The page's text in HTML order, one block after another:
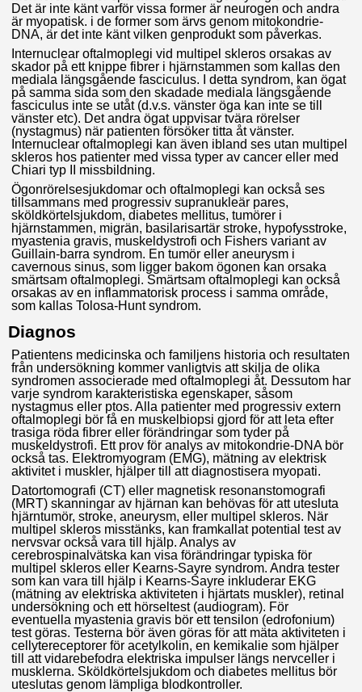
Det är inte känt varför vissa former är neurogen och andra
är myopatisk. i de former som ärvs genom mitokondrie-
DNA, är det inte känt vilken genprodukt som påverkas.
Internuclear oftalmoplegi vid multipel skleros orsakas av
skador på ett knippe fibrer i hjärnstammen som kallas den
mediala längsgående fasciculus. I detta syndrom, kan ögat
på samma sida som den skadade mediala längsgående
fasciculus inte se utåt (d.v.s. vänster öga kan inte se till
vänster etc). Det andra ögat uppvisar tvära rörelser
(nystagmus) när patienten försöker titta åt vänster.
Internuclear oftalmoplegi kan även ibland ses utan multipel
skleros hos patienter med vissa typer av cancer eller med
Chiari typ II missbildning.
Ögonrörelsesjukdomar och oftalmoplegi kan också ses
tillsammans med progressiv supranukleär pares,
sköldkörtelsjukdom, diabetes mellitus, tumörer i
hjärnstammen, migrän, basilarisartär stroke, hypofysstroke,
myastenia gravis, muskeldystrofi och Fishers variant av
Guillain-barra syndrom. En tumör eller aneurysm i
cavernous sinus, som ligger bakom ögonen kan orsaka
smärtsam oftalmoplegi. Smärtsam oftalmoplegi kan också
orsakas av en inflammatorisk process i samma område,
som kallas Tolosa-Hunt syndrom.
Diagnos
Patientens medicinska och familjens historia och resultaten
från undersökning kommer vanligtvis att skilja de olika
syndromen associerade med oftalmoplegi åt. Dessutom har
varje syndrom karakteristiska egenskaper, såsom
nystagmus eller ptos. Alla patienter med progressiv extern
oftalmoplegi bör få en muskelbiopsi gjord för att leta efter
trasiga röda fibrer eller förändringar som tyder på
muskeldystrofi. Ett prov för analys av mitokondrie-DNA bör
också tas. Elektromyogram (EMG), mätning av elektrisk
aktivitet i muskler, hjälper till att diagnostisera myopati.
Datortomografi (CT) eller magnetisk resonanstomografi
(MRT) skanningar av hjärnan kan behövas för att utesluta
hjärntumör, stroke, aneurysm, eller multipel skleros. När
multipel skleros misstänks, kan framkallat potential test av
nervsvar också vara till hjälp. Analys av
cerebrospinalvätska kan visa förändringar typiska för
multipel skleros eller Kearns-Sayre syndrom. Andra tester
som kan vara till hjälp i Kearns-Sayre inkluderar EKG
(mätning av elektriska aktiviteten i hjärtats muskler), retinal
undersökning och ett hörseltest (audiogram). För
eventuella myastenia gravis bör ett tensilon (edrofonium)
test göras. Testerna bör även göras för att mäta aktiviteten i
cellytereceptorer för acetylkolin, en kemikalie som hjälper
till att vidarebefodra elektriska impulser längs nervceller i
musklerna. Sköldkörtelsjukdom och diabetes mellitus bör
uteslutas genom lämpliga blodkontroller.